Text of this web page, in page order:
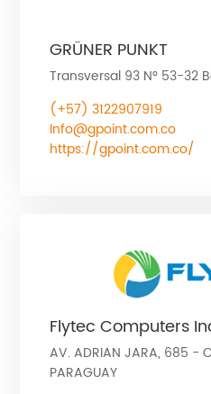
GRÜNER PUNKT
Transversal 93 N° 53-32
(+57) 3122907919
Info@gpoint.com.co
https://gpoint.com.co/
Flytec Computers
AV. ADRIAN JARA, 685 -
PARAGUAY